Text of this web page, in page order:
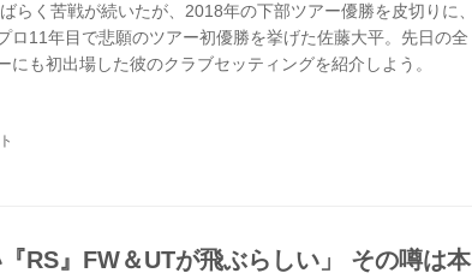
らく苦戦が続いたが、2018年の下部ツアー優勝を皮切りに、
ロ11年目で悲願のツアー初優勝を挙げた佐藤大平。先日の全
にも初出場した彼のクラブセッティングを紹介しよう。
『RS』FW＆UTが飛ぶらしい」 その噂は本